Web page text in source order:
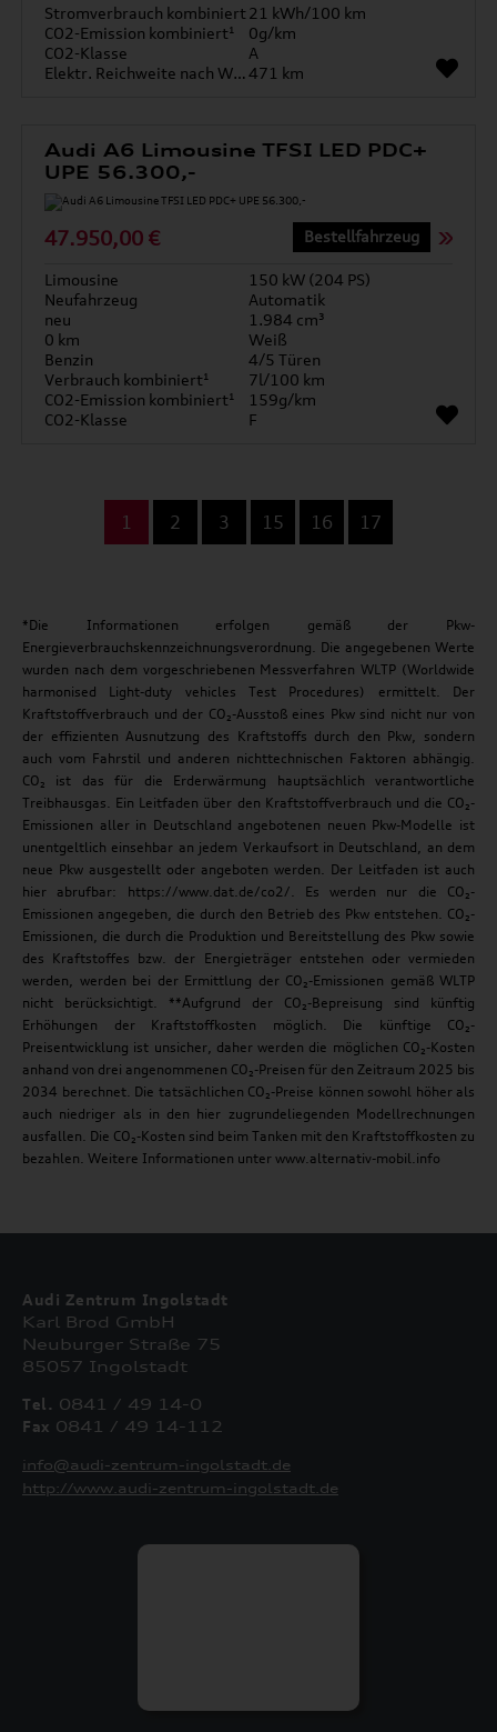
Stromverbrauch kombiniert21 kWh/100 km
CO2-Emission kombiniert¹
0g/km
CO2-Klasse
A
Elektr. Reichweite nach WLTP*471 km
Audi A6 Limousine TFSI LED PDC+
UPE 56.300,-
47.950,00 € Bestellfahrzeug
Limousine
150 kW (204 PS)
Neufahrzeug
Automatik
neu
1.984 cm³
0 km
Weiß
Benzin
4/5 Türen
Verbrauch kombiniert¹
7l/100 km
CO2-Emission kombiniert¹
159g/km
CO2-Klasse
F
1 2 3 15 16 17
*Die Informationen erfolgen gemäß der Pkw-
Energieverbrauchskennzeichnungsverordnung. Die angegebenen Werte
wurden nach dem vorgeschriebenen Messverfahren WLTP (Worldwide
harmonised Light-duty vehicles Test Procedures) ermittelt. Der
Kraftstoffverbrauch und der CO₂-Ausstoß eines Pkw sind nicht nur von
der effizienten Ausnutzung des Kraftstoffs durch den Pkw, sondern
auch vom Fahrstil und anderen nichttechnischen Faktoren abhängig.
CO₂ ist das für die Erderwärmung hauptsächlich verantwortliche
Treibhausgas. Ein Leitfaden über den Kraftstoffverbrauch und die CO₂-
Emissionen aller in Deutschland angebotenen neuen Pkw-Modelle ist
unentgeltlich einsehbar an jedem Verkaufsort in Deutschland, an dem
neue Pkw ausgestellt oder angeboten werden. Der Leitfaden ist auch
hier abrufbar: https://www.dat.de/co2/. Es werden nur die CO₂-
Emissionen angegeben, die durch den Betrieb des Pkw entstehen. CO₂-
Emissionen, die durch die Produktion und Bereitstellung des Pkw sowie
des Kraftstoffes bzw. der Energieträger entstehen oder vermieden
werden, werden bei der Ermittlung der CO₂-Emissionen gemäß WLTP
nicht berücksichtigt. **Aufgrund der CO₂-Bepreisung sind künftig
Erhöhungen der Kraftstoffkosten möglich. Die künftige CO₂-
Preisentwicklung ist unsicher, daher werden die möglichen CO₂-Kosten
anhand von drei angenommenen CO₂-Preisen für den Zeitraum 2025 bis
2034 berechnet. Die tatsächlichen CO₂-Preise können sowohl höher als
auch niedriger als in den hier zugrundeliegenden Modellrechnungen
ausfallen. Die CO₂-Kosten sind beim Tanken mit den Kraftstoffkosten zu
bezahlen. Weitere Informationen unter www.alternativ-mobil.info
Audi Zentrum Ingolstadt
Karl Brod GmbH
Neuburger Straße 75
85057 Ingolstadt
Tel. 0841 / 49 14-0
Fax 0841 / 49 14-112
info@audi-zentrum-ingolstadt.de
http://www.audi-zentrum-ingolstadt.de